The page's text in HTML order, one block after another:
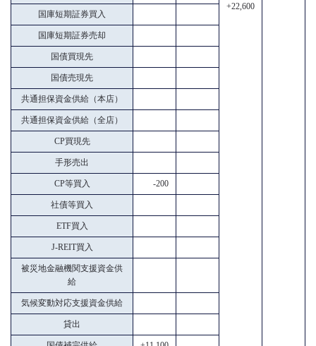
+22,600
国庫短期証券買入
国庫短期証券売却
国債買現先
国債売現先
共通担保資金供給（本店）
共通担保資金供給（全店）
CP買現先
手形売出
CP等買入 -200
社債等買入
ETF買入
J-REIT買入
被災地金融機関支援資金供
給
気候変動対応支援資金供給
貸出